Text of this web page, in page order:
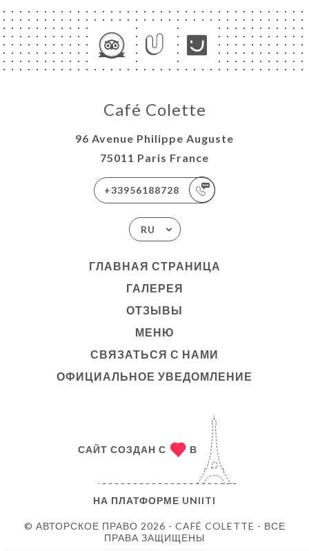
Café Colette
96 Avenue Philippe Auguste
75011 Paris France
+33956188728
RU
ГЛАВНАЯ СТРАНИЦА
ГАЛЕРЕЯ
ОТЗЫВЫ
МЕНЮ
СВЯЗАТЬСЯ С НАМИ
ОФИЦИАЛЬНОЕ УВЕДОМЛЕНИЕ
© АВТОРСКОЕ ПРАВО 2026 - CAFÉ COLETTE - ВСЕ
ПРАВА ЗАЩИЩЕНЫ
САЙТ СОЗДАН С В
НА ПЛАТФОРМЕ UNIITI